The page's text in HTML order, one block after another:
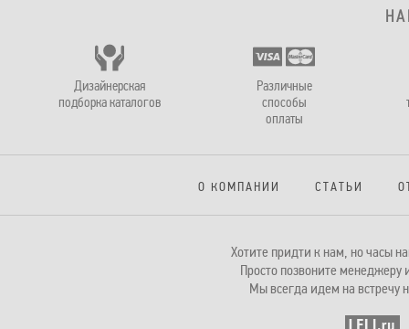
Дизайнерская
подборка каталогов
Различные
способы
оплаты
О КОМПАНИИ СТАТЬИ
Хотите придти к нам, но часы
Просто позвоните менеджеру
Мы всегда идем на встречу